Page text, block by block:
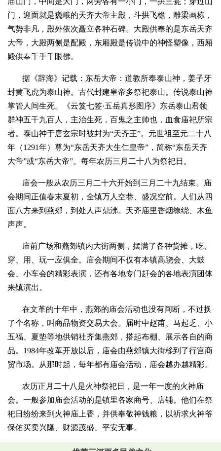
门，迎面就是巍峨的天齐大帝主殿，斗拱飞檐，雕梁画栋，
气势非凡，殿外依次矗立各种石碑。大殿供奉的是东岳天齐
大帝，大殿两侧是配殿，东厢殿是传说中的神怪塑像，西厢
殿供奉千手千眼佛。
据《辞海》记载：东岳大帝：道教所奉泰山神，姜子牙
封黄飞虎为泰山神。古代封建皇帝多祭祀泰山。传说泰山神
掌管人间生死。《云笈七签·五岳真形图序》东岳泰山君领
群神五千九百人，主治生死，百鬼之主帅也，血食庙祀所宗
者。泰山神于唐玄宗时被封为“天齐王”。元世祖至元二十八
年（1291年）尊为“东岳天齐大生仁皇帝”，简称“东岳天齐
大帝”或“东岳大帝”。每年农历三月二十八为祭祀日。
庙会一般从农历三月二十六开始到三月二十九结束。庙
会期间正值春末夏初，全镇万人空巷、盛况空前。人们从四
面八方来到燕郊，到处人声鼎沸。天齐庙里香烟缭绕、木鱼
声声。
庙前广场和燕郊镇内大街两侧，摆满了各种货摊，吃、
穿、用、玩一应俱全。庙会期间不仅有本镇高跷会、大鼓
会、小车会的精彩表演，还有各地专门赶会的各地表演团体
来镇演出。
在文革的十年中，燕郊的庙会活动也没有间断，不过换
了个名称，叫商品物资交易大会。届时中赵甫、马起乏、小
五福、夏垫等地供销社齐集燕郊，搭起布棚、展示各自的商
品。1984年改革开放以后，庙会由燕郊镇大街移到了行宫商
贸市场。从那时起，每年都有庙会活动，庙会越办越精彩。
农历正月二十八是火神祭祀日，是一年一度的火神庙
会。一般参加庙会活动的是镇里各家商号、店铺。他们在祭
祀日纷纷来到火神庙上香，并供奉敬神钱粮，以祈求火神爷
保佑买卖兴隆、财源茂盛、平安无事。